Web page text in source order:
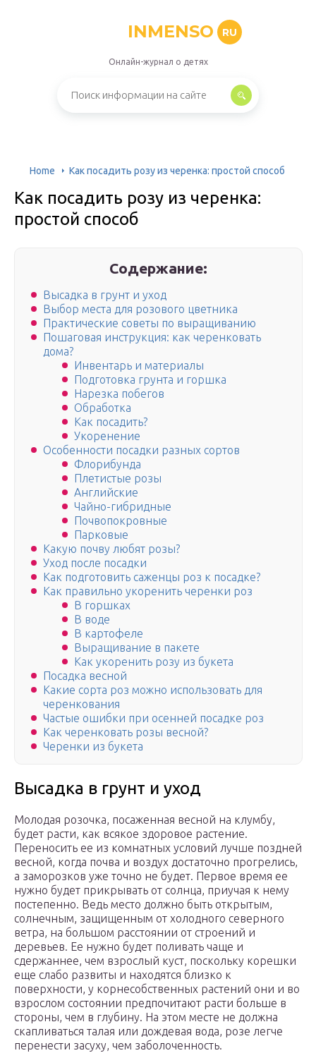
INMENSO RU
Онлайн-журнал о детях
Home Как посадить розу из черенка: простой способ
Как посадить розу из черенка:
простой способ
Содержание:
Высадка в грунт и уход
Выбор места для розового цветника
Практические советы по выращиванию
Пошаговая инструкция: как черенковать
дома?
Инвентарь и материалы
Подготовка грунта и горшка
Нарезка побегов
Обработка
Как посадить?
Укоренение
Особенности посадки разных сортов
Флорибунда
Плетистые розы
Английские
Чайно-гибридные
Почвопокровные
Парковые
Какую почву любят розы?
Уход после посадки
Как подготовить саженцы роз к посадке?
Как правильно укоренить черенки роз
В горшках
В воде
В картофеле
Выращивание в пакете
Как укоренить розу из букета
Посадка весной
Какие сорта роз можно использовать для
черенкования
Частые ошибки при осенней посадке роз
Как черенковать розы весной?
Черенки из букета
Высадка в грунт и уход
Молодая розочка, посаженная весной на клумбу,
будет расти, как всякое здоровое растение.
Переносить ее из комнатных условий лучше поздней
весной, когда почва и воздух достаточно прогрелись,
а заморозков уже точно не будет. Первое время ее
нужно будет прикрывать от солнца, приучая к нему
постепенно. Ведь место должно быть открытым,
солнечным, защищенным от холодного северного
ветра, на большом расстоянии от строений и
деревьев. Ее нужно будет поливать чаще и
сдержаннее, чем взрослый куст, поскольку корешки
еще слабо развиты и находятся близко к
поверхности, у корнесобственных растений они и во
взрослом состоянии предпочитают расти больше в
стороны, чем в глубину. На этом месте не должна
скапливаться талая или дождевая вода, розе легче
перенести засуху, чем заболоченность.